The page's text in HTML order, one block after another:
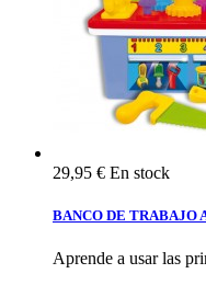
29,95 € En stock
BANCO DE TRABAJO
Aprende a usar las